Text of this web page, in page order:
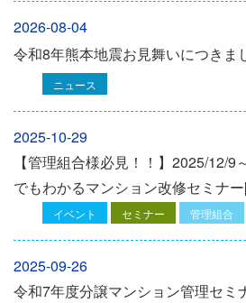
2026-08-04
令和8年熊本地震お見舞いにつきま
ニュース
2025-10-29
【管理組合様必見！！】2025/12/
でもわかるマンション改修セミナ
イベント セミナー 管理組合
2025-09-26
令和7年度分譲マンション管理セミ